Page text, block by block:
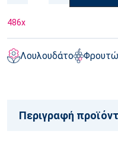
486x
Λουλουδάτο
Περιγραφή